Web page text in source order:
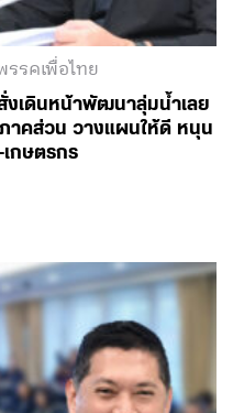
รรคเพื่อไทย
งเดินหน้าพัฒนาลุ่มน้ำเลย
าคส่วน วางแผนให้ดี หนุน
กษตรกร